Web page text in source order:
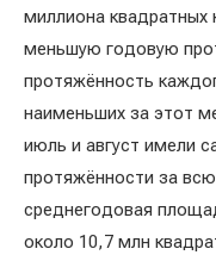
миллиона квадратных
меньшую годовую
протяжённость
наименьших за этот
июль и август имели
протяжённости за
среднегодовая
около 10,7 млн